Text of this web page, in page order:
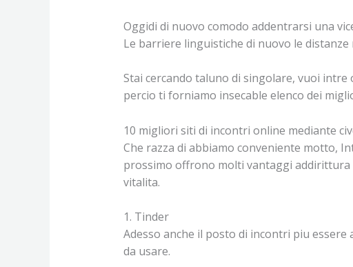
Oggidi di nuovo comodo addentrarsi una
Le barriere linguistiche di nuovo le
Stai cercando taluno di singolare, vuoi
percio ti forniamo insecable elenco dei
10 migliori siti di incontri online mediante
Che razza di abbiamo conveniente motto,
prossimo offrono molti vantaggi addirittura
vitalita.
1. Tinder
Adesso anche il posto di incontri piu
da usare.